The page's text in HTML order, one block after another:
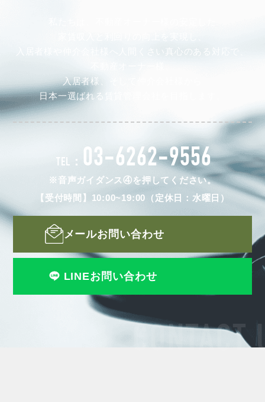
CONTACT
入居者様や仲介会社様へ人間くさい真心のある対応で、
入居者様、そして仲介会社様から
日本一選ばれる賃貸管理会社を目指します。
TEL： 03-6262-9556
※音声ガイダンス④を押してください。
【受付時間】10:00~19:00（定休日：水曜日）
メールお問い合わせ
LINEお問い合わせ